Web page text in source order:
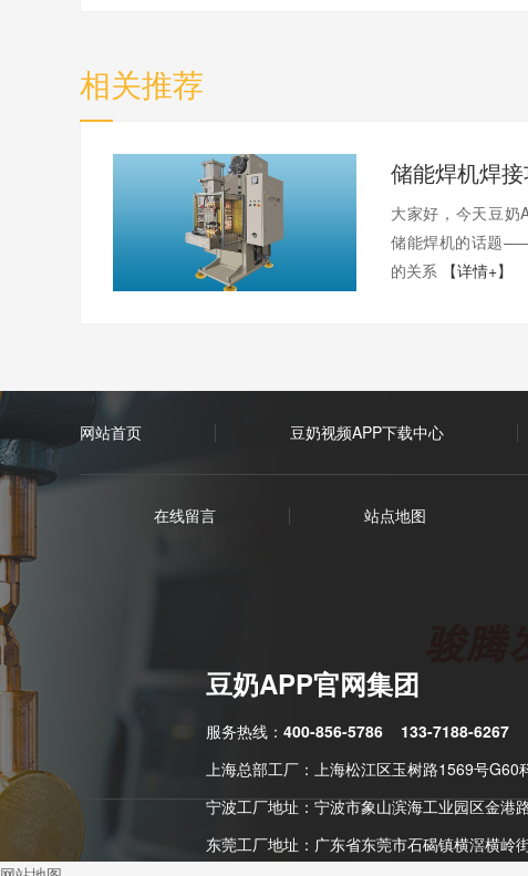
相关推荐
大家好，今天
储能焊机的话题
的关系 【详情+】
网站首页 豆奶视频APP下载中心
在线留言 站点地图
豆奶APP官网集团
服务热线： 400-856-5786
133-7188-6267
上海总部工厂：上海松江区玉树路1569号
宁波工厂地址：宁波市象山滨海工业园区金港
东莞工厂地址：广东省东莞市石碣镇横滘横岭